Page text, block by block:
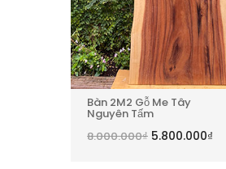
Bàn 2M2 Gỗ Me Tây
Nguyên Tấm
8.000.000₫ 5.800.000₫